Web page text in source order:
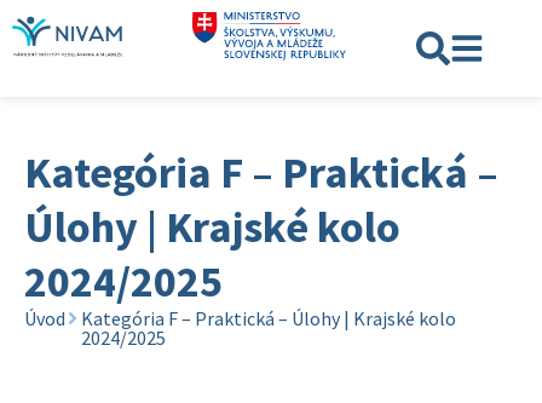
Kategória F – Praktická –
Úlohy | Krajské kolo
2024/2025
Úvod
Kategória F – Praktická – Úlohy | Krajské kolo
2024/2025